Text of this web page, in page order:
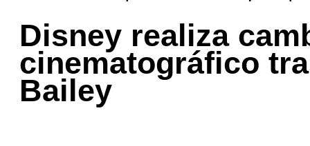
Disney realiza
cinematográfico
Bailey